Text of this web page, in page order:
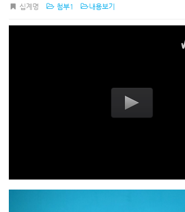
십계명 첨부1 내용보기